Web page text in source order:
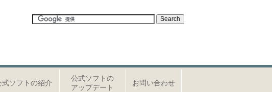
式ソフトの紹介
公式ソフトの
アップデート
お問い合わせ